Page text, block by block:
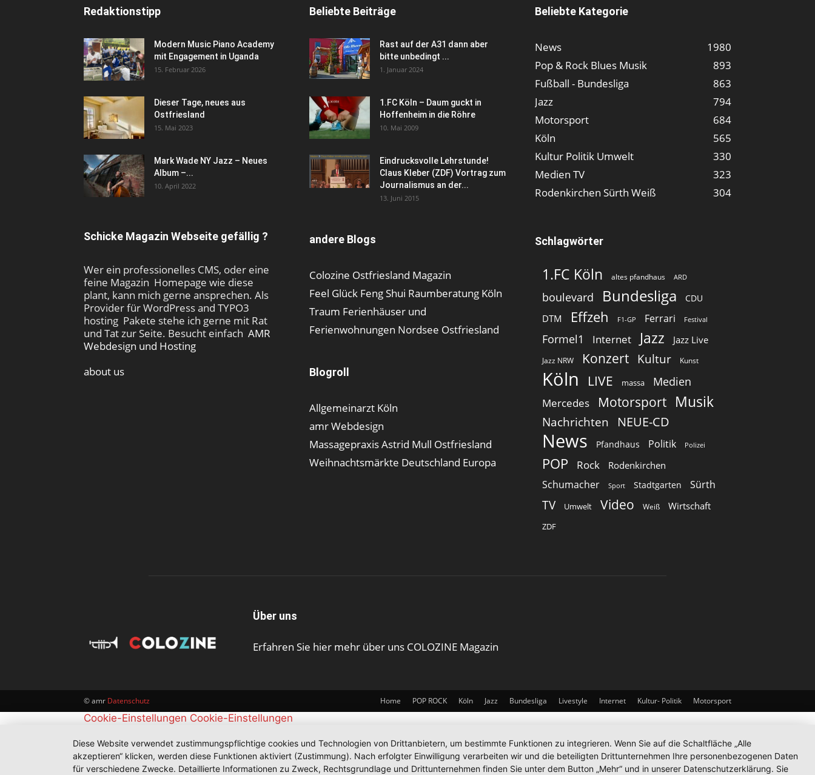
Redaktionstipp
Modern Music Piano Academy
mit Engagement in Uganda
15. Februar 2026
Dieser Tage, neues aus
Ostfriesland
15. Mai 2023
Mark Wade NY Jazz – Neues
Album –...
10. April 2022
Schicke Magazin Webseite gefällig ?
Wer ein professionelles CMS, oder eine
feine Magazin Homepage wie diese
plant, kann mich gerne ansprechen. Als
Provider für WordPress and TYPO3
hosting Pakete stehe ich gerne mit Rat
und Tat zur Seite. Besucht einfach AMR
Webdesign und Hosting
about us
Beliebte Beiträge
Rast auf der A31 dann aber
bitte unbedingt ...
1. Januar 2024
1.FC Köln – Daum guckt in
Hoffenheim in die Röhre
10. Mai 2009
Eindrucksvolle Lehrstunde!
Claus Kleber (ZDF) Vortrag zum
Journalismus an der...
13. Juni 2015
andere Blogs
Colozine Ostfriesland Magazin
Feel Glück Feng Shui Raumberatung Köln
Traum Ferienhäuser und
Ferienwohnungen Nordsee Ostfriesland
Blogroll
Allgemeinarzt Köln
amr Webdesign
Massagepraxis Astrid Mull Ostfriesland
Weihnachtsmärkte Deutschland Europa
Beliebte Kategorie
News
1980
Pop & Rock Blues Musik
893
Fußball - Bundesliga
863
Jazz
794
Motorsport
684
Köln
565
Kultur Politik Umwelt
330
Medien TV
323
Rodenkirchen Sürth Weiß
304
Schlagwörter
1.FC Köln altes pfandhaus ARD
boulevard Bundesliga CDU
DTM Effzeh F1-GP Ferrari Festival
Formel1 Internet Jazz Jazz Live
Jazz NRW Konzert Kultur Kunst
Köln LIVE massa Medien
Mercedes Motorsport Musik
Nachrichten NEUE-CD
News Pfandhaus Politik Polizei
POP Rock Rodenkirchen
Schumacher Sport Stadtgarten Sürth
TV Umwelt Video Weiß Wirtschaft
ZDF
Über uns
Erfahren Sie hier mehr über uns COLOZINE Magazin
Home POP ROCK Köln Jazz Bundesliga Livestyle Internet Kultur- Politik Motorsport
© amr Datenschutz
Cookie-Einstellungen Cookie-Einstellungen
Diese Website verwendet zustimmungspflichtige cookies und Technologien von Drittanbietern, um bestimmte Funktionen zu integrieren. Wenn Sie auf die Schaltfläche „Alle
akzeptieren“ klicken, werden diese Funktionen aktiviert (Zustimmung). Nach erfolgter Einwilligung verarbeiten wir und die beteiligten Drittunternehmen Ihre personenbezogenen Daten
für verschiedene Zwecke. Detaillierte Informationen zu Zweck, Rechtsgrundlage und Drittunternehmen finden Sie unter dem Button „Mehr“ und in unserer Datenschutzerklärung. Sie